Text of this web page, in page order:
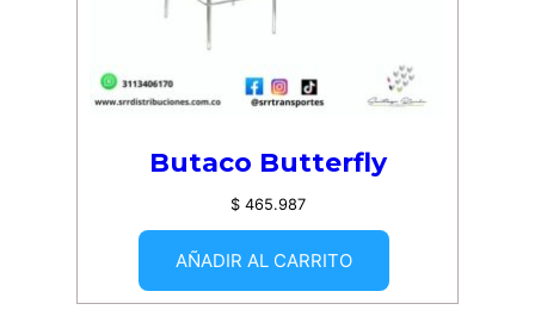
Butaco Butterfly
$465.987
AÑADIR AL CARRITO